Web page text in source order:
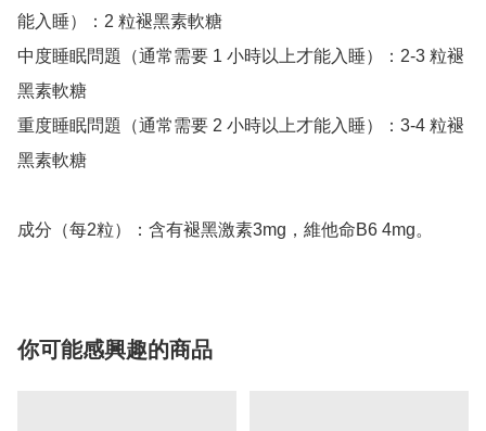
能入睡）：2 粒褪黑素軟糖
中度睡眠問題（通常需要 1 小時以上才能入睡）：2-3 粒褪
黑素軟糖
重度睡眠問題（通常需要 2 小時以上才能入睡）：3-4 粒褪
黑素軟糖
成分（每2粒）：含有褪黑激素3mg，維他命B6 4mg。
你可能感興趣的商品